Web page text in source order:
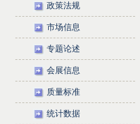
政策法规
市场信息
专题论述
会展信息
质量标准
统计数据